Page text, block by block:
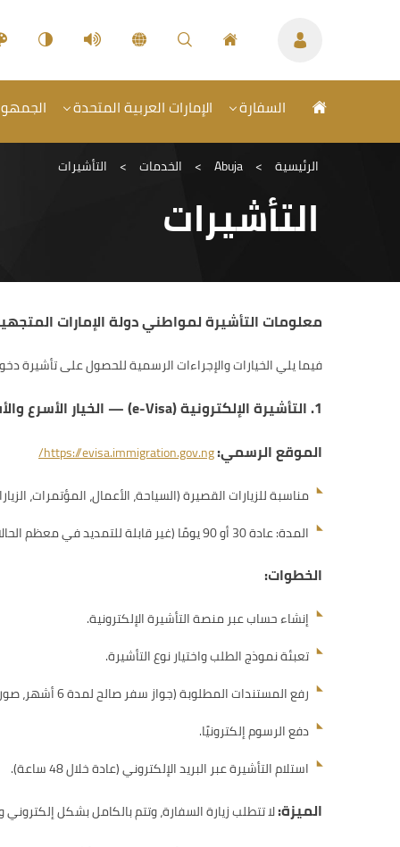
السفارة الإمارات العربية المتحدة
الرئيسية >
Abuja
> الخدمات > التأشيرات
التأشيرات
معلومات التأشيرة لمواطني دولة الإمارات المتجهين
فيما يلي الخيارات والإجراءات الرسمية للحصول على تأشيرة
1. التأشيرة الإلكترونية (e-Visa) — الخيار الأسرع والأفضل
الموقع الرسمي:https://evisa.immigration.gov.ng/
مناسبة للزيارات القصيرة (السياحة، الأعمال، المؤتمرات،
المدة: عادة 30 أو 90 يومًا (غير قابلة للتمديد في معظم الحالات).
الخطوات:
إنشاء حساب عبر منصة التأشيرة الإلكترونية.
تعبئة نموذج الطلب واختيار نوع التأشيرة.
رفع المستندات المطلوبة (جواز سفر صالح لمدة 6 أشهر، صورة شخصية، حجز طيران، إثبات إقامة، كشف حساب بنكي، وغيرها).
دفع الرسوم إلكترونيًا.
استلام التأشيرة عبر البريد الإلكتروني (عادة خلال 48 ساعة).
الميزة:لا تتطلب زيارة السفارة، وتتم بالكامل بشكل